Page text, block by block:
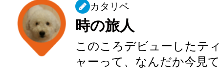
カタリベ
時の旅人
このころデビューしたテ
ャーって、なんだか今見